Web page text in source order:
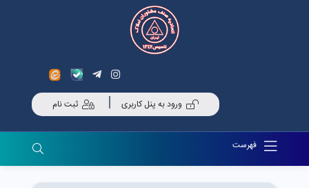
ورود به پنل کاربری ثبت نام
فهرست